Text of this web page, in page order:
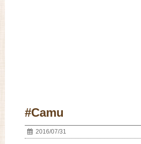
#Camu
2016/07/31